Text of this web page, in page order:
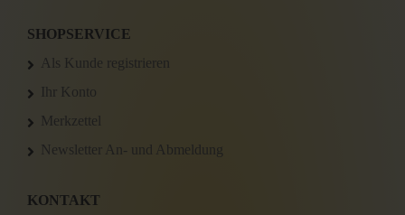
SHOPSERVICE
Als Kunde registrieren
Ihr Konto
Merkzettel
Newsletter An- und Abmeldung
KONTAKT